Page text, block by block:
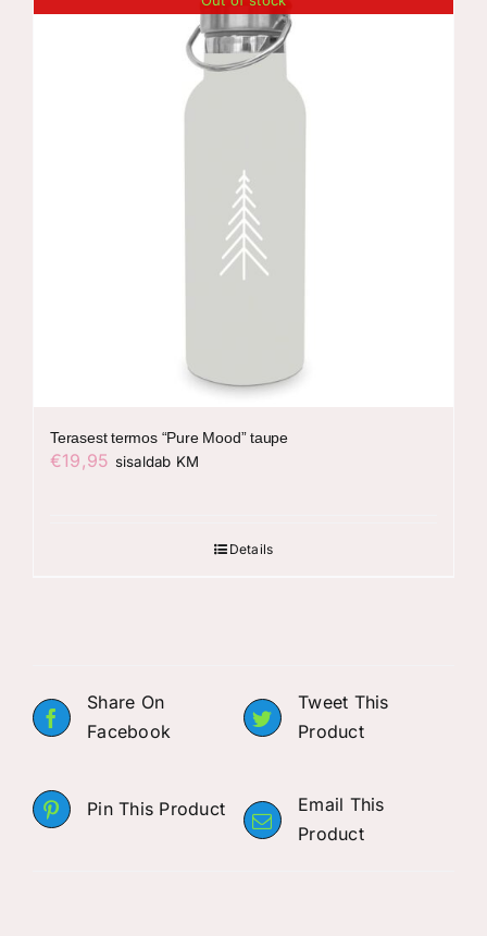
Terasest termos “Pure Mood” taupe
€19,95 sisaldab KM
Details
Share On
Facebook
Tweet This
Product
Pin This Product
Email This
Product